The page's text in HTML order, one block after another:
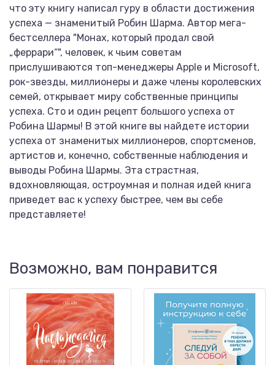
что эту книгу написал гуру в области достижения
успеха — знаменитый Робин Шарма. Автор мега-
бестселлера "Монах, который продал свой
„феррари“", человек, к чьим советам
прислушиваются топ-менеджеры Apple и Microsoft,
рок-звезды, миллионеры и даже члены королевских
семей, открывает миру собственные принципы
успеха. Сто и один рецепт большого успеха от
Робина Шармы! В этой книге вы найдете истории
успеха от знаменитых миллионеров, спортсменов,
артистов и, конечно, собственные наблюдения и
выводы Робина Шармы. Эта страстная,
вдохновляющая, остроумная и полная идей книга
приведет вас к успеху быстрее, чем вы себе
представляете!
Возможно, вам понравится